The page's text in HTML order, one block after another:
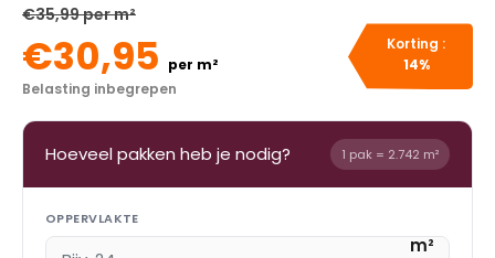
€35,99 per m²
€30,95 per m²
Belasting inbegrepen
Korting :
14%
Hoeveel pakken heb je nodig? 1 pak = 2.742 m²
OPPERVLAKTE
m²